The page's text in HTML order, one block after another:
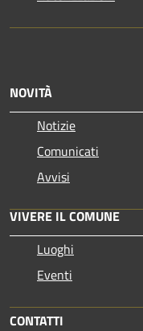
NOVITÀ
Notizie
Comunicati
Avvisi
VIVERE IL COMUNE
Luoghi
Eventi
CONTATTI